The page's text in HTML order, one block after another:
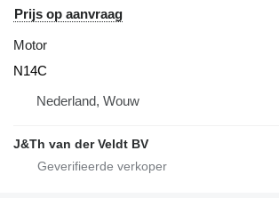
Prijs op aanvraag
Motor
N14C
Nederland, Wouw
J&Th van der Veldt BV